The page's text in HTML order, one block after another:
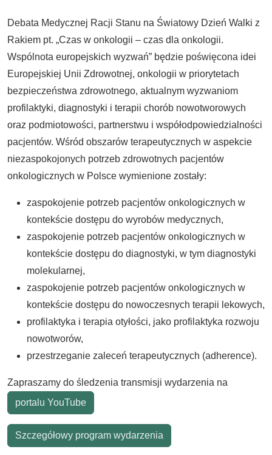
Debata Medycznej Racji Stanu na Światowy Dzień Walki z
Rakiem pt. „Czas w onkologii – czas dla onkologii.
Wspólnota europejskich wyzwań” będzie poświęcona idei
Europejskiej Unii Zdrowotnej, onkologii w priorytetach
bezpieczeństwa zdrowotnego, aktualnym wyzwaniom
profilaktyki, diagnostyki i terapii chorób nowotworowych
oraz podmiotowości, partnerstwu i współodpowiedzialności
pacjentów. Wśród obszarów terapeutycznych w aspekcie
niezaspokojonych potrzeb zdrowotnych pacjentów
onkologicznych w Polsce wymienione zostały:
zaspokojenie potrzeb pacjentów onkologicznych w
kontekście dostępu do wyrobów medycznych,
zaspokojenie potrzeb pacjentów onkologicznych w
kontekście dostępu do diagnostyki, w tym diagnostyki
molekularnej,
zaspokojenie potrzeb pacjentów onkologicznych w
kontekście dostępu do nowoczesnych terapii lekowych,
profilaktyka i terapia otyłości, jako profilaktyka rozwoju
nowotworów,
przestrzeganie zaleceń terapeutycznych (adherence).
Zapraszamy do śledzenia transmisji wydarzenia na
portalu YouTube
Szczegółowy program wydarzenia